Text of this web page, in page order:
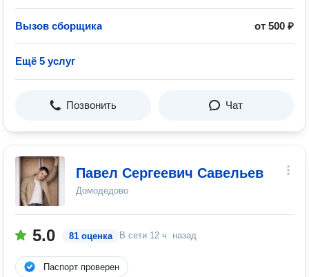
Вызов сборщика от 500 ₽
Ещё 5 услуг
Позвонить Чат
Павел Сергеевич Савельев
Домодедово
5.0 81 оценка В сети 12 ч. назад
Паспорт проверен